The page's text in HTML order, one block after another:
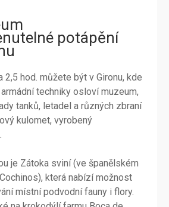
potápění
2,5 hod. můžete být v Gironu, kde
techniky osloví muzeum,
tanků, letadel a různých zbraní
kulomet, vyrobený
je Zátoka sviní (ve španělském
která nabízí možnost
místní podvodní fauny i flory.